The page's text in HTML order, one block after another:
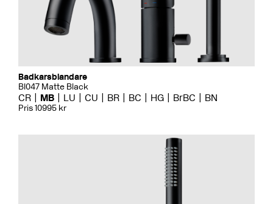
Badkarsblandare
BI047 Matte Black
CR MB LU CU BR BC HG BrBC BN
Pris 10995 kr